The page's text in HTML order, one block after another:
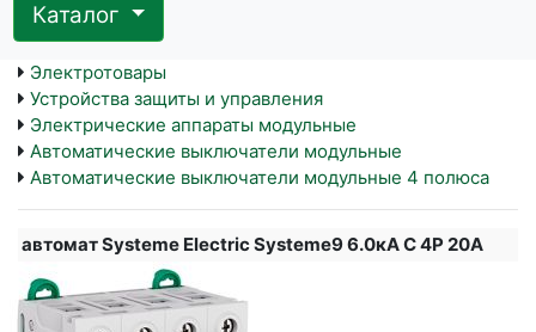
Каталог
Электротовары
Устройства защиты и управления
Электрические аппараты модульные
Автоматические выключатели модульные
Автоматические выключатели модульные 4 полюса
автомат Systeme Electric Systeme9 6.0кА С 4Р 20А